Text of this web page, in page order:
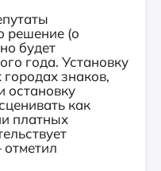
решение (о
будет
года. Установку
знаков,
остановку
как
платных